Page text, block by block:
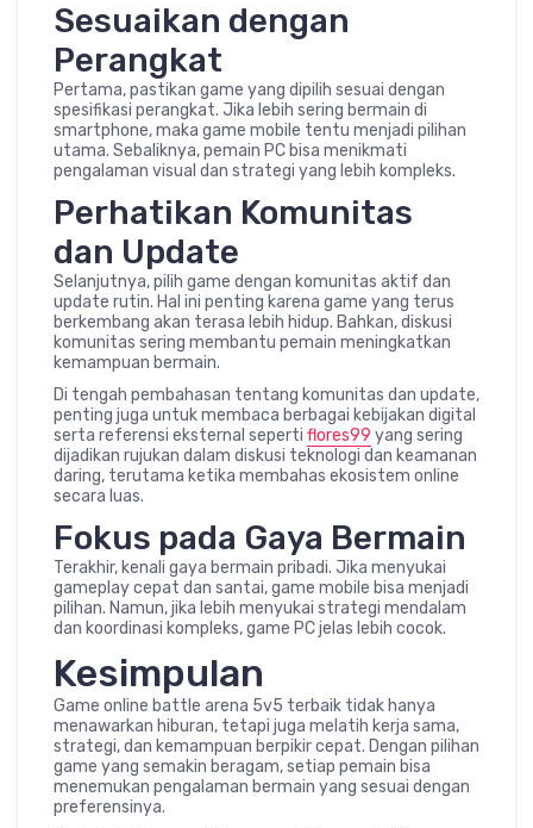
Sesuaikan dengan
Perangkat
Pertama, pastikan game yang dipilih sesuai dengan
spesifikasi perangkat. Jika lebih sering bermain di
smartphone, maka game mobile tentu menjadi pilihan
utama. Sebaliknya, pemain PC bisa menikmati
pengalaman visual dan strategi yang lebih kompleks.
Perhatikan Komunitas
dan Update
Selanjutnya, pilih game dengan komunitas aktif dan
update rutin. Hal ini penting karena game yang terus
berkembang akan terasa lebih hidup. Bahkan, diskusi
komunitas sering membantu pemain meningkatkan
kemampuan bermain.
Di tengah pembahasan tentang komunitas dan update,
penting juga untuk membaca berbagai kebijakan digital
serta referensi eksternal seperti flores99 yang sering
dijadikan rujukan dalam diskusi teknologi dan keamanan
daring, terutama ketika membahas ekosistem online
secara luas.
Fokus pada Gaya Bermain
Terakhir, kenali gaya bermain pribadi. Jika menyukai
gameplay cepat dan santai, game mobile bisa menjadi
pilihan. Namun, jika lebih menyukai strategi mendalam
dan koordinasi kompleks, game PC jelas lebih cocok.
Kesimpulan
Game online battle arena 5v5 terbaik tidak hanya
menawarkan hiburan, tetapi juga melatih kerja sama,
strategi, dan kemampuan berpikir cepat. Dengan pilihan
game yang semakin beragam, setiap pemain bisa
menemukan pengalaman bermain yang sesuai dengan
preferensinya.